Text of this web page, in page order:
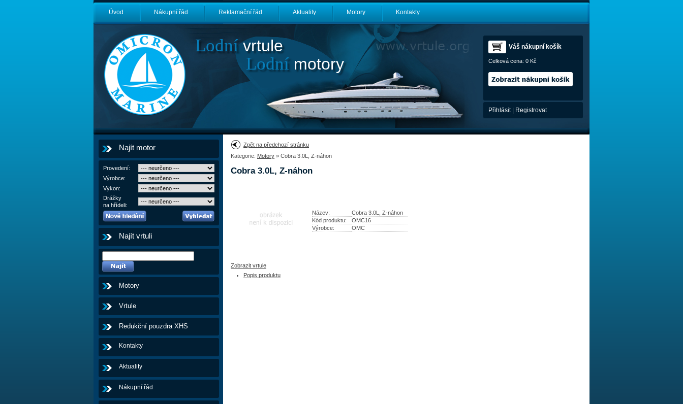
Úvod Nákupní řád Reklamační řád Aktuality Motory Kontakty
Lodnívrtule
Lodnímotory
Váš nákupní košík
Celková cena: 0 Kč
Přihlásit| Registrovat
Najít motor
Provedení:
Výrobce:
Výkon:
Drážky
na hřídeli:
Najít vrtuli
Motory
Vrtule
Redukční pouzdra XHS
Kontakty
Aktuality
Nákupní řád
Zpět na předchozí stránku
Kategorie: Motory » Cobra 3.0L, Z-náhon
Cobra 3.0L, Z-náhon
Název:
Cobra 3.0L, Z-náhon
Kód produktu:
OMC16
Výrobce:
OMC
Zobrazit vrtule
Popis produktu